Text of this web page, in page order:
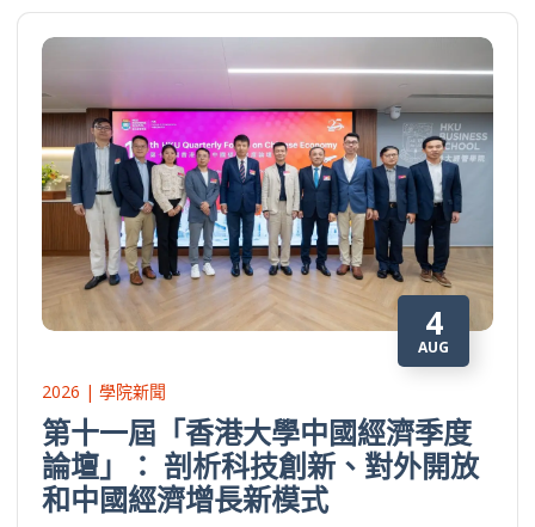
4
AUG
2026 | 學院新聞
第十一屆「香港大學中國經濟季度
論壇」： 剖析科技創新、對外開放
和中國經濟增長新模式